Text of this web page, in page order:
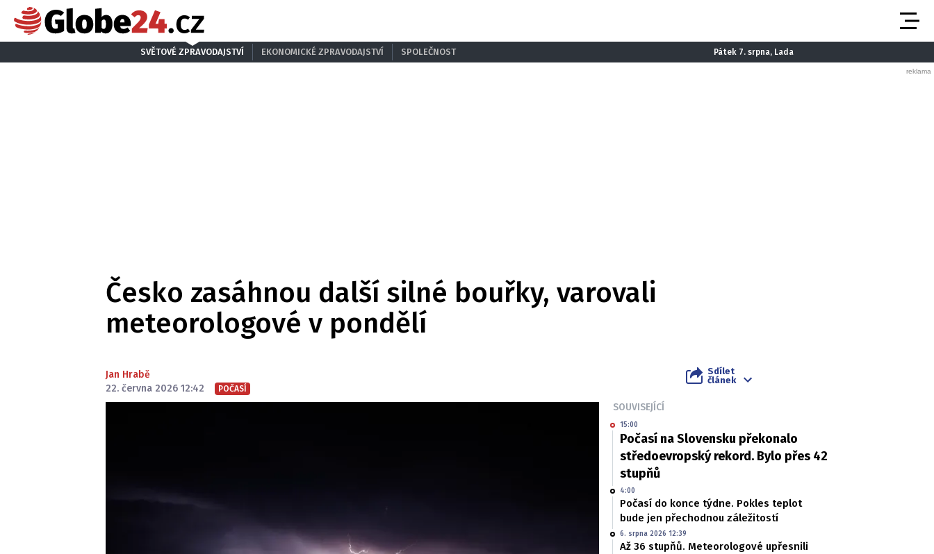
SVĚTOVÉ ZPRAVODAJSTVÍ EKONOMICKÉ ZPRAVODAJSTVÍ SPOLEČNOST Pátek 7. srpna, Lada
Česko zasáhnou další silné bouřky, varovali
meteorologové v pondělí
Jan Hrabě
22. června 2026 12:42
POČASÍ
Sdílet
článek
SOUVISEJÍCÍ
15:00
Počasí na Slovensku překonalo
středoevropský rekord. Bylo přes 42
stupňů
4:00
Počasí do konce týdne. Pokles teplot
bude jen přechodnou záležitostí
6. srpna 2026 12:39
Až 36 stupňů. Meteorologové upřesnili